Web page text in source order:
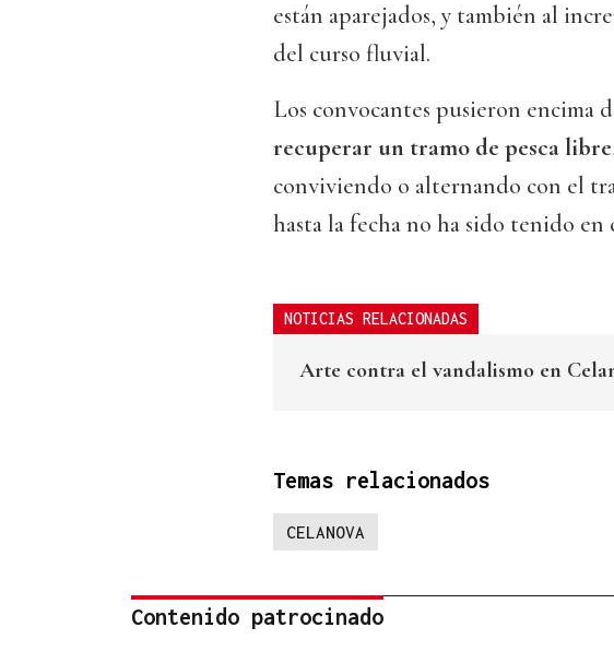
están aparejados, y también al
del curso fluvial.
Los convocantes pusieron encima
recuperar un tramo de pesca libre
conviviendo o alternando con el
hasta la fecha no ha sido tenido
NOTICIAS RELACIONADAS
Arte contra el vandalismo en
Temas relacionados
CELANOVA
Contenido patrocinado